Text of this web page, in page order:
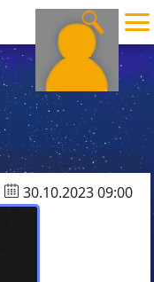
30.10.2023 09:00